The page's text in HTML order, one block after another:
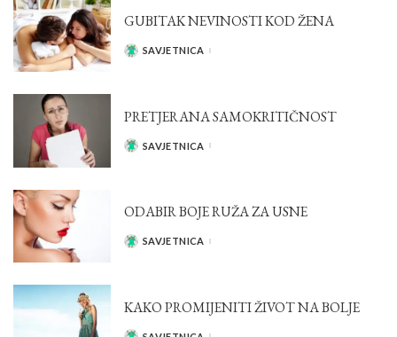
GUBITAK NEVINOSTI KOD ŽENA
POSTED
SAVJETNICA
PRETJERANA SAMOKRITIČNOST
POSTED
SAVJETNICA
ODABIR BOJE RUŽA ZA USNE
POSTED
SAVJETNICA
KAKO PROMIJENITI ŽIVOT NA BOLJE